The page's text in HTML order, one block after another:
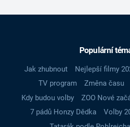
Populární
Jak zhubnout Nejlepší filmy
TV program
Změna času
Kdy budou volby
ZOO Nové
7 pádů Honzy Dědka
Volby